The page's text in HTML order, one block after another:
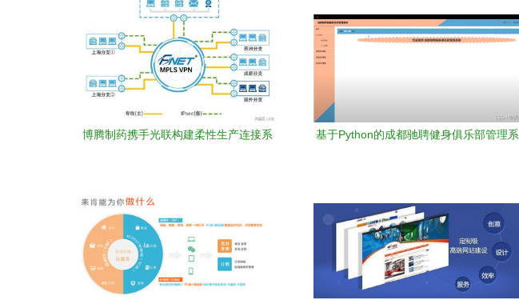
博腾制药携手光联构建柔性生产连接系
基于Python的成都驰聘健身俱乐部管理系